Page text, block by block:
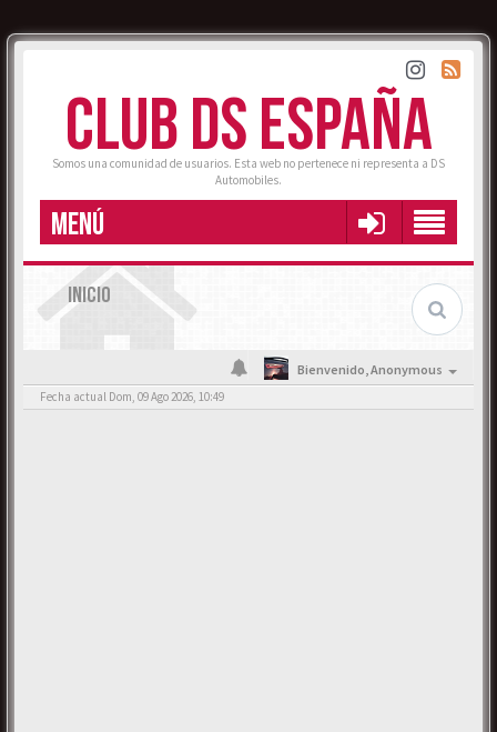
CLUB DS ESPAÑA
Somos una comunidad de usuarios. Esta web no pertenece ni representa a DS
Automobiles.
MENÚ
INICIO
Bienvenido,Anonymous
Fecha actual Dom, 09 Ago 2026, 10:49